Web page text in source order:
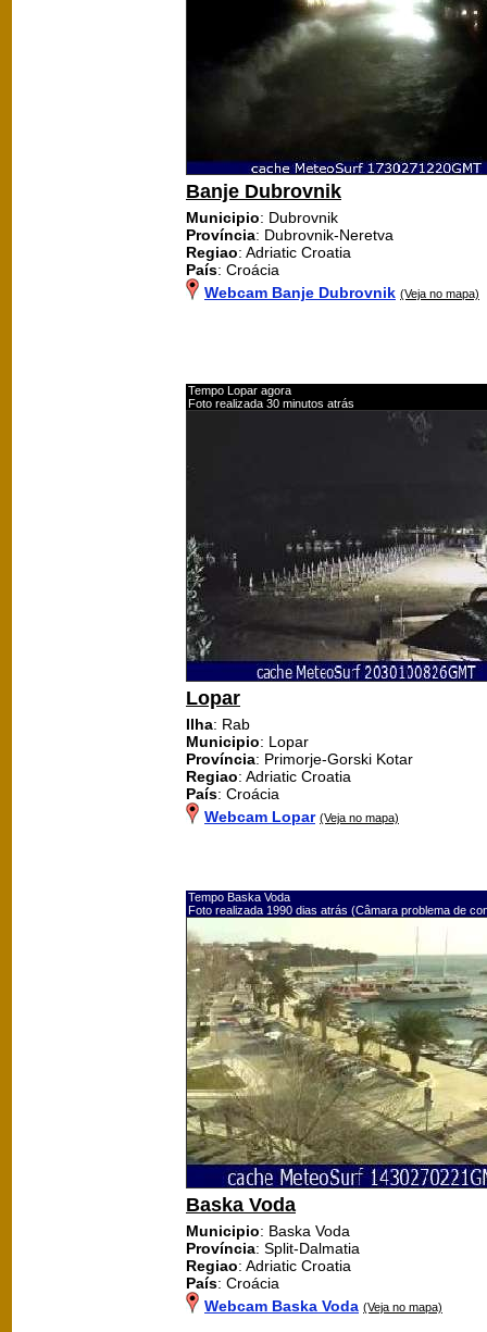
Banje Dubrovnik
Municipio: Dubrovnik
Província: Dubrovnik-Neretva
Regiao: Adriatic Croatia
País: Croácia
Webcam Banje Dubrovnik (Veja no mapa)
Tempo Lopar agora
Foto realizada 30 minutos atrás
Lopar
Ilha: Rab
Municipio: Lopar
Província: Primorje-Gorski Kotar
Regiao: Adriatic Croatia
País: Croácia
Webcam Lopar (Veja no mapa)
Tempo Baska Voda
Foto realizada 1990 dias atrás (Câmara problema de
Baska Voda
Municipio: Baska Voda
Província: Split-Dalmatia
Regiao: Adriatic Croatia
País: Croácia
Webcam Baska Voda (Veja no mapa)